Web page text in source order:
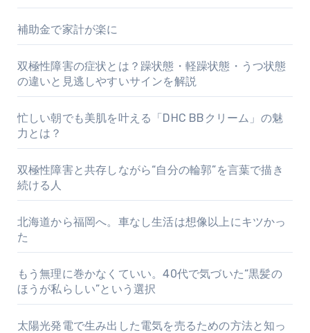
補助金で家計が楽に
双極性障害の症状とは？躁状態・軽躁状態・うつ状態
の違いと見逃しやすいサインを解説
忙しい朝でも美肌を叶える「DHC BBクリーム」の魅
力とは？
双極性障害と共存しながら“自分の輪郭”を言葉で描き
続ける人
北海道から福岡へ。車なし生活は想像以上にキツかっ
た
もう無理に巻かなくていい。40代で気づいた“黒髪の
ほうが私らしい”という選択
太陽光発電で生み出した電気を売るための方法と知っ